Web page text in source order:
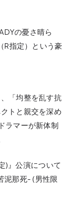
の憂さ晴ら
R指定）という豪
「均整を乱す抗
トと親交を深め
ラマーが新体制
)』公演について
泥那死- (男性限